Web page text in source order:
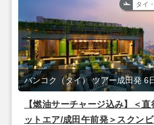
【燃油サーチャージ込み】＜
ットエア/成田午前発＞スクン
バンコク（タイ） ツアー成田発 6
タイ